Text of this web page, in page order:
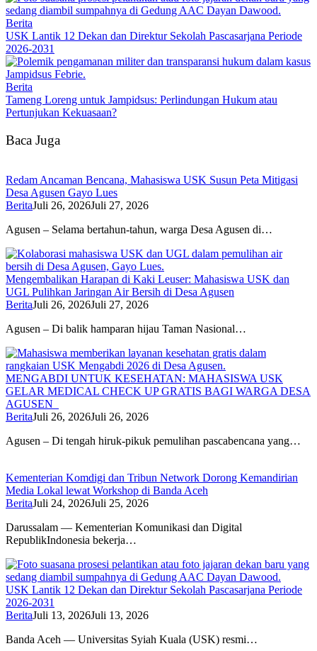
Berita
USK Lantik 12 Dekan dan Direktur Sekolah Pascasarjana Periode
2026-2031
Berita
Tameng Loreng untuk Jampidsus: Perlindungan Hukum atau
Pertunjukan Kekuasaan?
Baca Juga
Redam Ancaman Bencana, Mahasiswa USK Susun Peta Mitigasi
Desa Agusen Gayo Lues
BeritaJuli 26, 2026Juli 27, 2026
Agusen – Selama bertahun-tahun, warga Desa Agusen di…
Mengembalikan Harapan di Kaki Leuser: Mahasiswa USK dan
UGL Pulihkan Jaringan Air Bersih di Desa Agusen
BeritaJuli 26, 2026Juli 27, 2026
Agusen – Di balik hamparan hijau Taman Nasional…
MENGABDI UNTUK KESEHATAN: MAHASISWA USK
GELAR MEDICAL CHECK UP GRATIS BAGI WARGA DESA
AGUSEN
BeritaJuli 26, 2026Juli 26, 2026
Agusen – Di tengah hiruk-pikuk pemulihan pascabencana yang…
Kementerian Komdigi dan Tribun Network Dorong Kemandirian
Media Lokal lewat Workshop di Banda Aceh
BeritaJuli 24, 2026Juli 25, 2026
Darussalam — Kementerian Komunikasi dan Digital
RepublikIndonesia bekerja…
USK Lantik 12 Dekan dan Direktur Sekolah Pascasarjana Periode
2026-2031
BeritaJuli 13, 2026Juli 13, 2026
Banda Aceh — Universitas Syiah Kuala (USK) resmi…